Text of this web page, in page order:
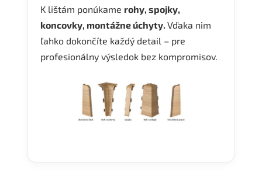
K lištám ponúkame rohy, spojky,
koncovky, montážne úchyty. Vďaka nim
ľahko dokončíte každý detail – pre
profesionálny výsledok bez kompromisov.